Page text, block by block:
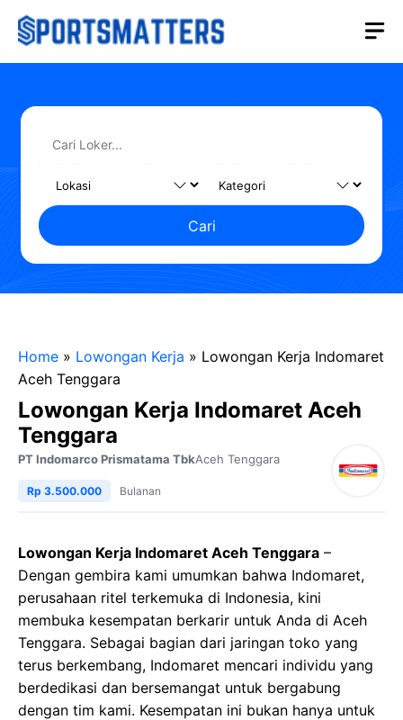
Langsung
Cari
Home » Lowongan Kerja » Lowongan Kerja Indomaret
Aceh Tenggara
Lowongan Kerja Indomaret Aceh
Tenggara
PT Indomarco Prismatama TbkAceh Tenggara
Rp 3.500.000 Bulanan
Lowongan Kerja Indomaret Aceh Tenggara –
Dengan gembira kami umumkan bahwa Indomaret,
perusahaan ritel terkemuka di Indonesia, kini
membuka kesempatan berkarir untuk Anda di Aceh
Tenggara. Sebagai bagian dari jaringan toko yang
terus berkembang, Indomaret mencari individu yang
berdedikasi dan bersemangat untuk bergabung
dengan tim kami. Kesempatan ini bukan hanya untuk